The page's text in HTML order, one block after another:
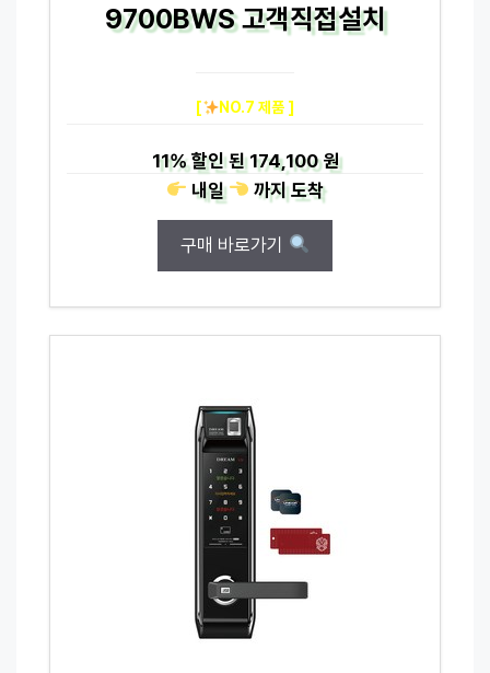
9700BWS 고객직접설치
[ NO.7 제품 ]
11%할인 된174,100 원
내일
까지도착
구매 바로가기